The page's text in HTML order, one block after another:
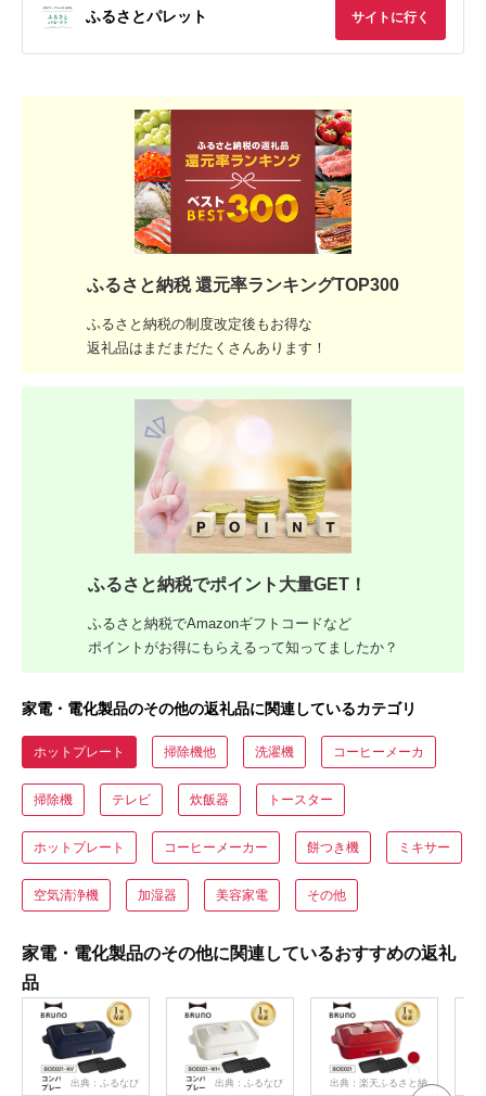
ふるさとパレット サイトに行く
ふるさと納税 還元率ランキングTOP300
ふるさと納税の制度改定後もお得な
返礼品はまだまだたくさんあります！
ふるさと納税でポイント大量GET！
ふるさと納税でAmazonギフトコードなど
ポイントがお得にもらえるって知ってましたか？
家電・電化製品のその他の返礼品に関連しているカテゴリ
ホットプレート 掃除機他 洗濯機 コーヒーメーカ
掃除機 テレビ 炊飯器 トースター
ホットプレート コーヒーメーカー 餅つき機 ミキサー
空気清浄機 加湿器 美容家電 その他
家電・電化製品のその他に関連しているおすすめの返礼
品
出典：ふるなび 出典：ふるなび
出典：楽天ふるさと納